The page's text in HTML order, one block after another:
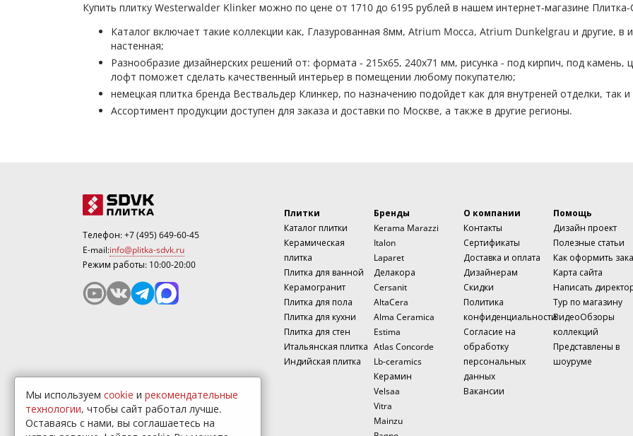
Купить плитку Westerwalder Klinker можно по цене от 1710 до 6195 рублей в нашем интернет-магазине
Каталог включает такие коллекции как, Глазурованная 8мм, Atrium Mocca, Atrium Dunkelgrau и другие, в
настенная;
Разнообразие дизайнерских решений от: формата - 215x65, 240x71 мм, рисунка - под кирпич, под камень,
лофт поможет сделать качественный интерьер в помещении любому покупателю;
немецкая плитка бренда Вествальдер Клинкер, по назначению подойдет как для внутреней отделки, так
Ассортимент продукции доступен для заказа и доставки по Москве, а также в другие регионы.
Телефон:+7 (495) 649-60-45
E-mail:info@plitka-sdvk.ru
Режим работы: 10:00-20:00
Плитки
Каталог плитки
Керамическая
плитка
Плитка для ванной
Керамогранит
Плитка для пола
Плитка для кухни
Плитка для стен
Итальянская плитка
Индийская плитка
Бренды
Kerama Marazzi
Italon
Laparet
Делакора
Cersanit
AltaCera
Alma Ceramica
Estima
Atlas Concorde
Lb-ceramics
Керамин
Velsaa
Vitra
Mainzu
О компании
Контакты
Сертификаты
Доставка и оплата
Дизайнерам
Скидки
Политика
конфиденциальности
Согласие на
обработку
персональных
данных
Вакансии
Помощь
Дизайн проект
Полезные статьи
Как оформить
Карта сайта
Написать
Тур по магазину
ВидеоОбзоры
коллекций
Представлены в
шоуруме
Мы используем cookie и рекомендательные
технологии, чтобы сайт работал лучше.
Оставаясь с нами, вы соглашаетесь на